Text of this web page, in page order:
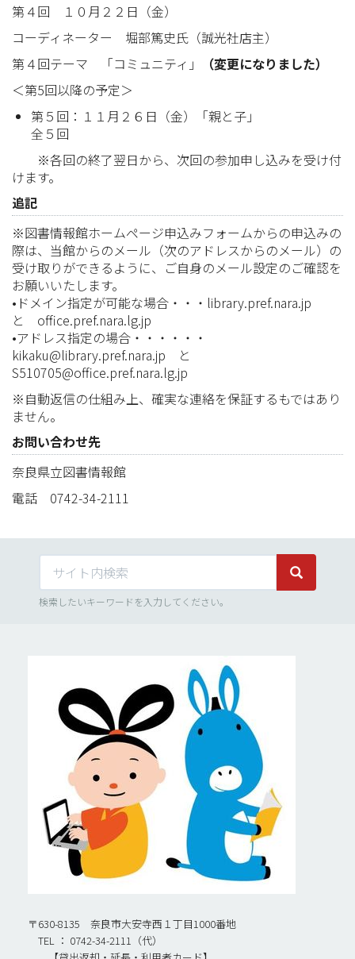
第４回 １０月２２日（金）
コーディネーター 堀部篤史氏（誠光社店主）
第４回テーマ 「コミュニティ」
（変更になりました）
＜第5回以降の予定＞
第５回：１１月２６日（金）「親と子」
全５回
※各回の終了翌日から、次回の参加申し込みを受け付
けます。
追記
※図書情報館ホームページ申込みフォームからの申込みの
際は、当館からのメール（次のアドレスからのメール）の
受け取りができるように、ご自身のメール設定のご確認を
お願いいたします。
•ドメイン指定が可能な場合・・・library.pref.nara.jp
と office.pref.nara.lg.jp
•アドレス指定の場合・・・・・・
kikaku@library.pref.nara.jp と
S510705@office.pref.nara.lg.jp
※自動返信の仕組み上、確実な連絡を保証するもではあり
ません。
お問い合わせ先
奈良県立図書情報館
電話 0742-34-2111
サイト内検索 サイト内
検索したいキーワードを入力してください。
〒630-8135 奈良市大安寺西１丁目1000番地
TEL ： 0742-34-2111（代）